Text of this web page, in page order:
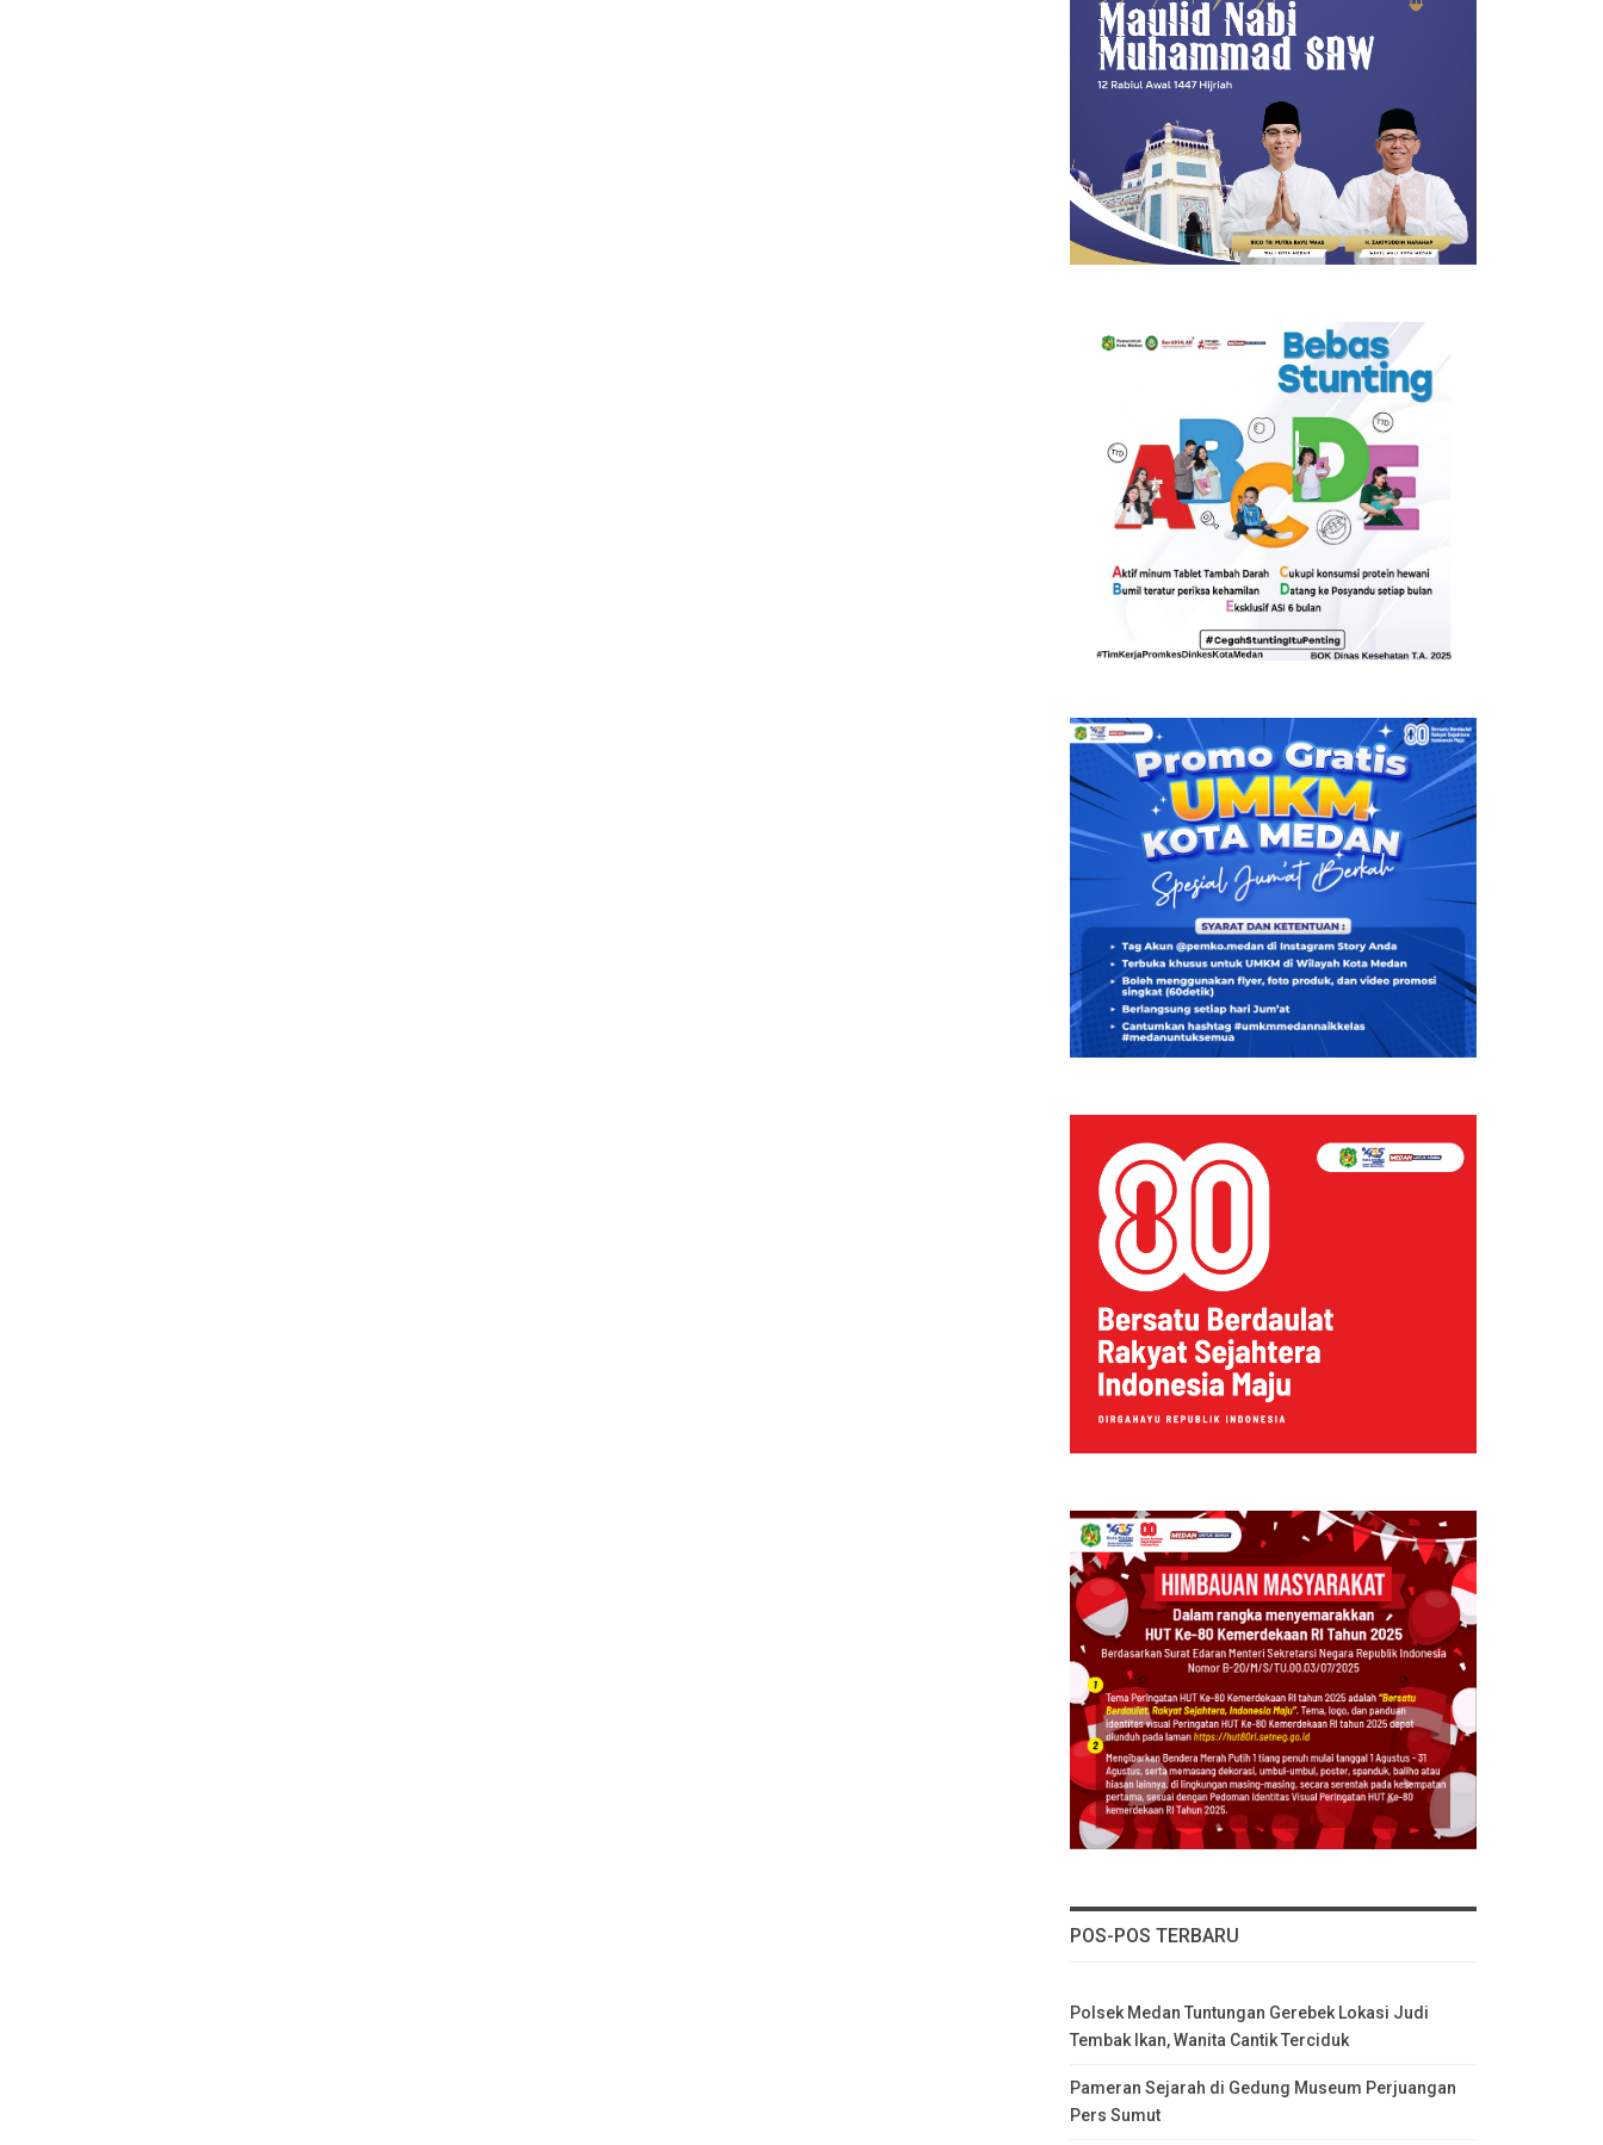
POS-POS TERBARU
Polsek Medan Tuntungan Gerebek Lokasi Judi
Tembak Ikan, Wanita Cantik Terciduk
Pameran Sejarah di Gedung Museum Perjuangan
Pers Sumut